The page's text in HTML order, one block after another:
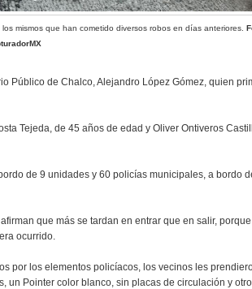
mismos que han cometido diversos robos en días anteriores.
Público de Chalco, Alejandro López Gómez, quien
Tejeda, de 45 años de edad y Oliver Ontiveros
de 9 unidades y 60 policías municipales, a bordo
que más se tardan en entrar que en salir, porque
ocurrido.
por los elementos policíacos, los vecinos les
Pointer color blanco, sin placas de circulación y